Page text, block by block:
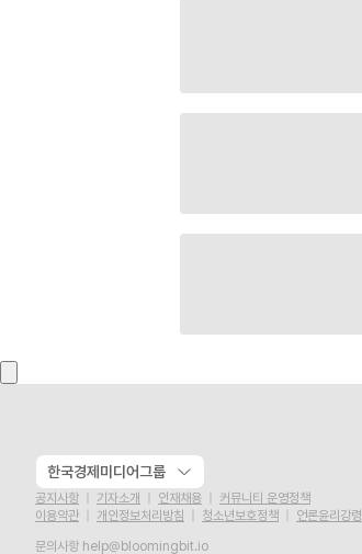
한국경제미디어그룹
공지사항 기자소개 인재채용
커뮤니티 운영정책
이용약관
개인정보처리방침 청소년보호정책
언론윤리강령
문의사항 help@bloomingbit.io